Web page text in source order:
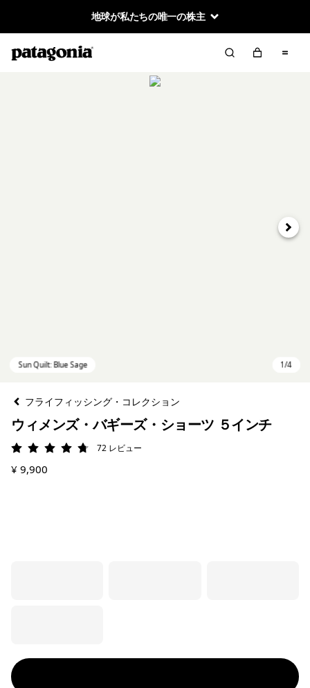
地球が私たちの唯一の株主
次へ
フライフィッシング・コレクション
ウィメンズ・バギーズ・ショーツ ５インチ
評価: 4.7 / 5
72 レビュー
¥ 9,900